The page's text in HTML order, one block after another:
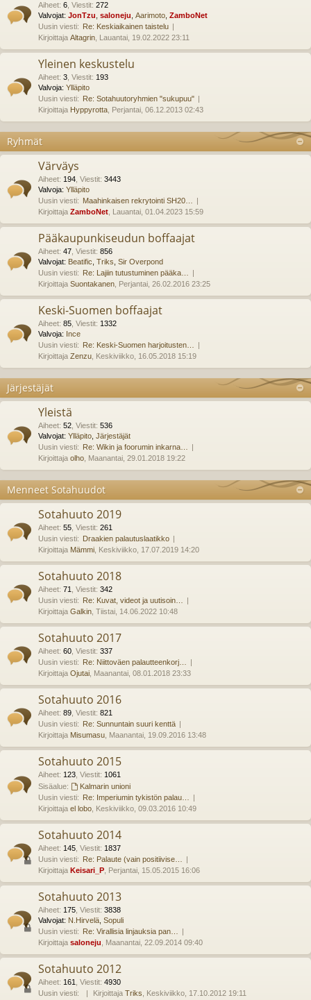
Aiheet: 6 Viestit: 272
Valvojat: JonTzu saloneju Aarimoto ZamboNet
Uusin viesti: Re: Keskiaikainen taistelu
Kirjoittaja Altagrin , Lauantai, 19.02.2022 23:11
Yleinen keskustelu
Aiheet: 3 Viestit: 193
Valvoja: Ylläpito
Uusin viesti: Re: Sotahuutoryhmien "sukupuu"
Kirjoittaja Hyppyrotta , Perjantai, 06.12.2013 02:43
Ryhmät
Värväys
Aiheet: 194 Viestit: 3443
Valvoja: Ylläpito
Uusin viesti: Maahinkaisen rekrytointi SH20…
Kirjoittaja ZamboNet , Lauantai, 01.04.2023 15:59
Pääkaupunkiseudun boffaajat
Aiheet: 47 Viestit: 856
Valvojat: Beatific Triks Sir Overpond
Uusin viesti: Re: Lajiin tutustuminen pääka…
Kirjoittaja Suontakanen , Perjantai, 26.02.2016 23:25
Keski-Suomen boffaajat
Aiheet: 85 Viestit: 1332
Valvoja: Ince
Uusin viesti: Re: Keski-Suomen harjoitusten…
Kirjoittaja Zenzu , Keskiviikko, 16.05.2018 15:19
Järjestäjät
Yleistä
Aiheet: 52 Viestit: 536
Valvojat: Ylläpito Järjestäjät
Uusin viesti: Re: Wikin ja foorumin inkarna…
Kirjoittaja olho , Maanantai, 29.01.2018 19:22
Menneet Sotahuudot
Sotahuuto 2019
Aiheet: 55 Viestit: 261
Uusin viesti: Draakien palautuslaatikko
Kirjoittaja Mämmi , Keskiviikko, 17.07.2019 14:20
Sotahuuto 2018
Aiheet: 71 Viestit: 342
Uusin viesti: Re: Kuvat, videot ja uutisoin…
Kirjoittaja Galkin , Tiistai, 14.06.2022 10:48
Sotahuuto 2017
Aiheet: 60 Viestit: 337
Uusin viesti: Re: Niittoväen palautteenkorj…
Kirjoittaja Ojutai , Maanantai, 08.01.2018 23:33
Sotahuuto 2016
Aiheet: 89 Viestit: 821
Uusin viesti: Re: Sunnuntain suuri kenttä
Kirjoittaja Misumasu , Maanantai, 19.09.2016 13:48
Sotahuuto 2015
Aiheet: 123 Viestit: 1061
Sisäalue:
Kalmarin unioni
Uusin viesti: Re: Imperiumin tykistön palau…
Kirjoittaja el lobo , Keskiviikko, 09.03.2016 10:49
Sotahuuto 2014
Aiheet: 145 Viestit: 1837
Uusin viesti: Re: Palaute (vain positiivise…
Kirjoittaja Keisari_P , Perjantai, 15.05.2015 16:06
Sotahuuto 2013
Aiheet: 175 Viestit: 3838
Valvojat: N.Hirvelä Sopuli
Uusin viesti: Re: Virallisia linjauksia pan…
Kirjoittaja saloneju , Maanantai, 22.09.2014 09:40
Sotahuuto 2012
Aiheet: 161 Viestit: 4930
Uusin viesti:
Kirjoittaja Triks , Keskiviikko, 17.10.2012 19:11